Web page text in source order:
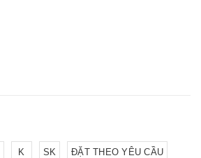
K SK ĐẶT THEO YÊU CẦU